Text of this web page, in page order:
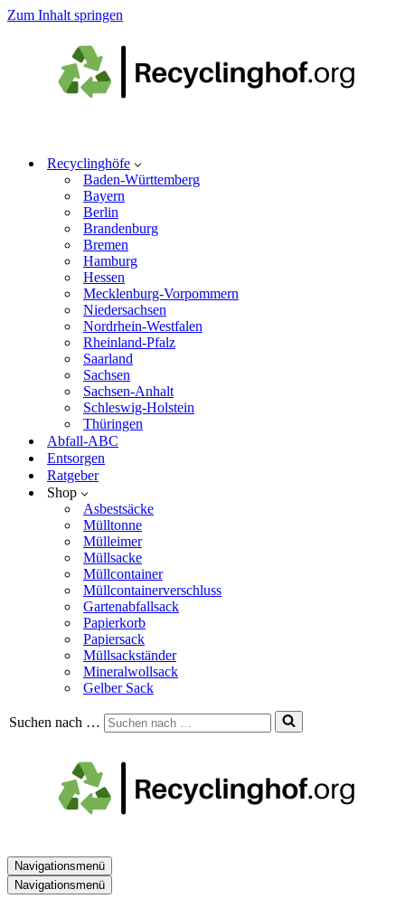
Zum Inhalt springen
Recyclinghöfe
Baden-Württemberg
Bayern
Berlin
Brandenburg
Bremen
Hamburg
Hessen
Mecklenburg-Vorpommern
Niedersachsen
Nordrhein-Westfalen
Rheinland-Pfalz
Saarland
Sachsen
Sachsen-Anhalt
Schleswig-Holstein
Thüringen
Abfall-ABC
Entsorgen
Ratgeber
Shop
Asbestsäcke
Mülltonne
Mülleimer
Müllsacke
Müllcontainer
Müllcontainerverschluss
Gartenabfallsack
Papierkorb
Papiersack
Müllsackständer
Mineralwollsack
Gelber Sack
Suchen nach …
Navigationsmenü
Navigationsmenü